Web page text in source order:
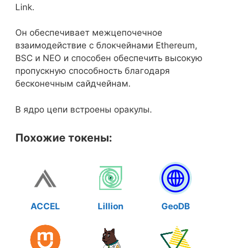
Link.
Он обеспечивает межцепочечное
взаимодействие с блокчейнами Ethereum,
BSC и NEO и способен обеспечить высокую
пропускную способность благодаря
бесконечным сайдчейнам.
В ядро цепи встроены оракулы.
Похожие токены:
ACCEL Lillion GeoDB